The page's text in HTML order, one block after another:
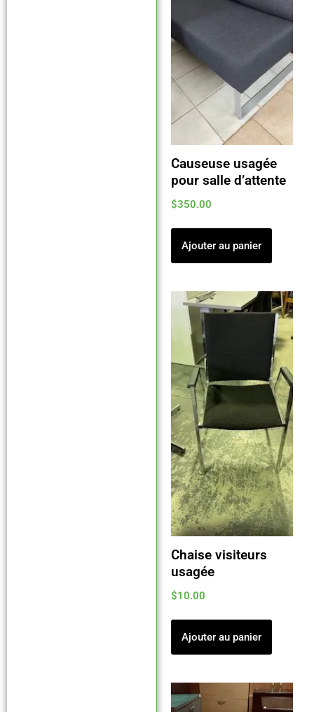
Causeuse usagée
pour salle d’attente
$350.00
Ajouter au panier
Chaise visiteurs
usagée
$10.00
Ajouter au panier